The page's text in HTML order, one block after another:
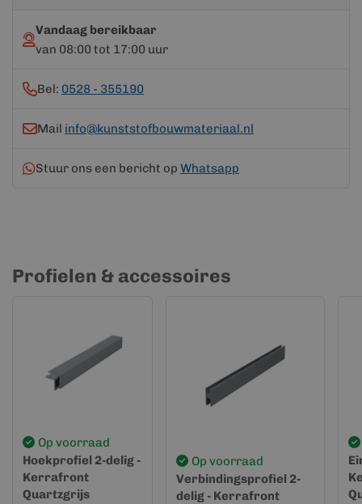
Vandaag bereikbaar
van 08:00 tot 17:00 uur
Bel: 0528 - 355190
Mail info@kunststofbouwmateriaal.nl
Stuur ons een bericht op Whatsapp
Profielen & accessoires
Op voorraad
Hoekprofiel 2-delig -
Kerrafront
Quartzgrijs
Op voorraad
Verbindingsprofiel 2-
delig - Kerrafront